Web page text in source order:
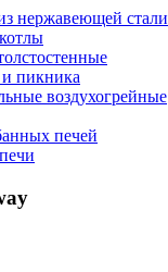
нержавеющей стали
пикника
воздухогрейные
печей